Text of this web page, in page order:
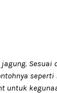
seperti
untuk